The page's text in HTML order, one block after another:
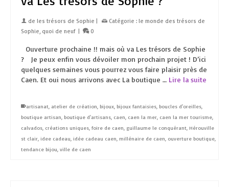
de les trésors de Sophie Catégorie : le monde des trésors de
Sophie, quoi de neuf 0
Ouverture prochaine !! mais où va Les trésors de Sophie
? Je peux enfin vous dévoiler mon prochain projet ! D’ici
quelques semaines vous pourrez vous faire plaisir près de
Caen. Et oui nous arrivons avec La boutique … Lire la suite
artisanat atelier de création bijoux bijoux fantaisies boucles d'oreilles
boutique artisan boutique d'artisans caen caen la mer caen la mer tourisme
calvados créations uniques foire de caen guillaume le conquérant Hérouville
st clair idee cadeau idée cadeau caen millénaire de caen ouverture boutique
tendance bijou ville de caen